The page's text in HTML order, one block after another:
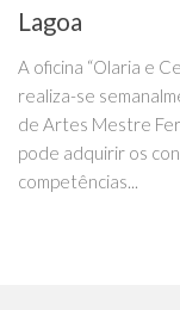
Lagoa
A oficina “Olaria e
realiza-se
de Artes Mestre
pode adquirir os
competências...